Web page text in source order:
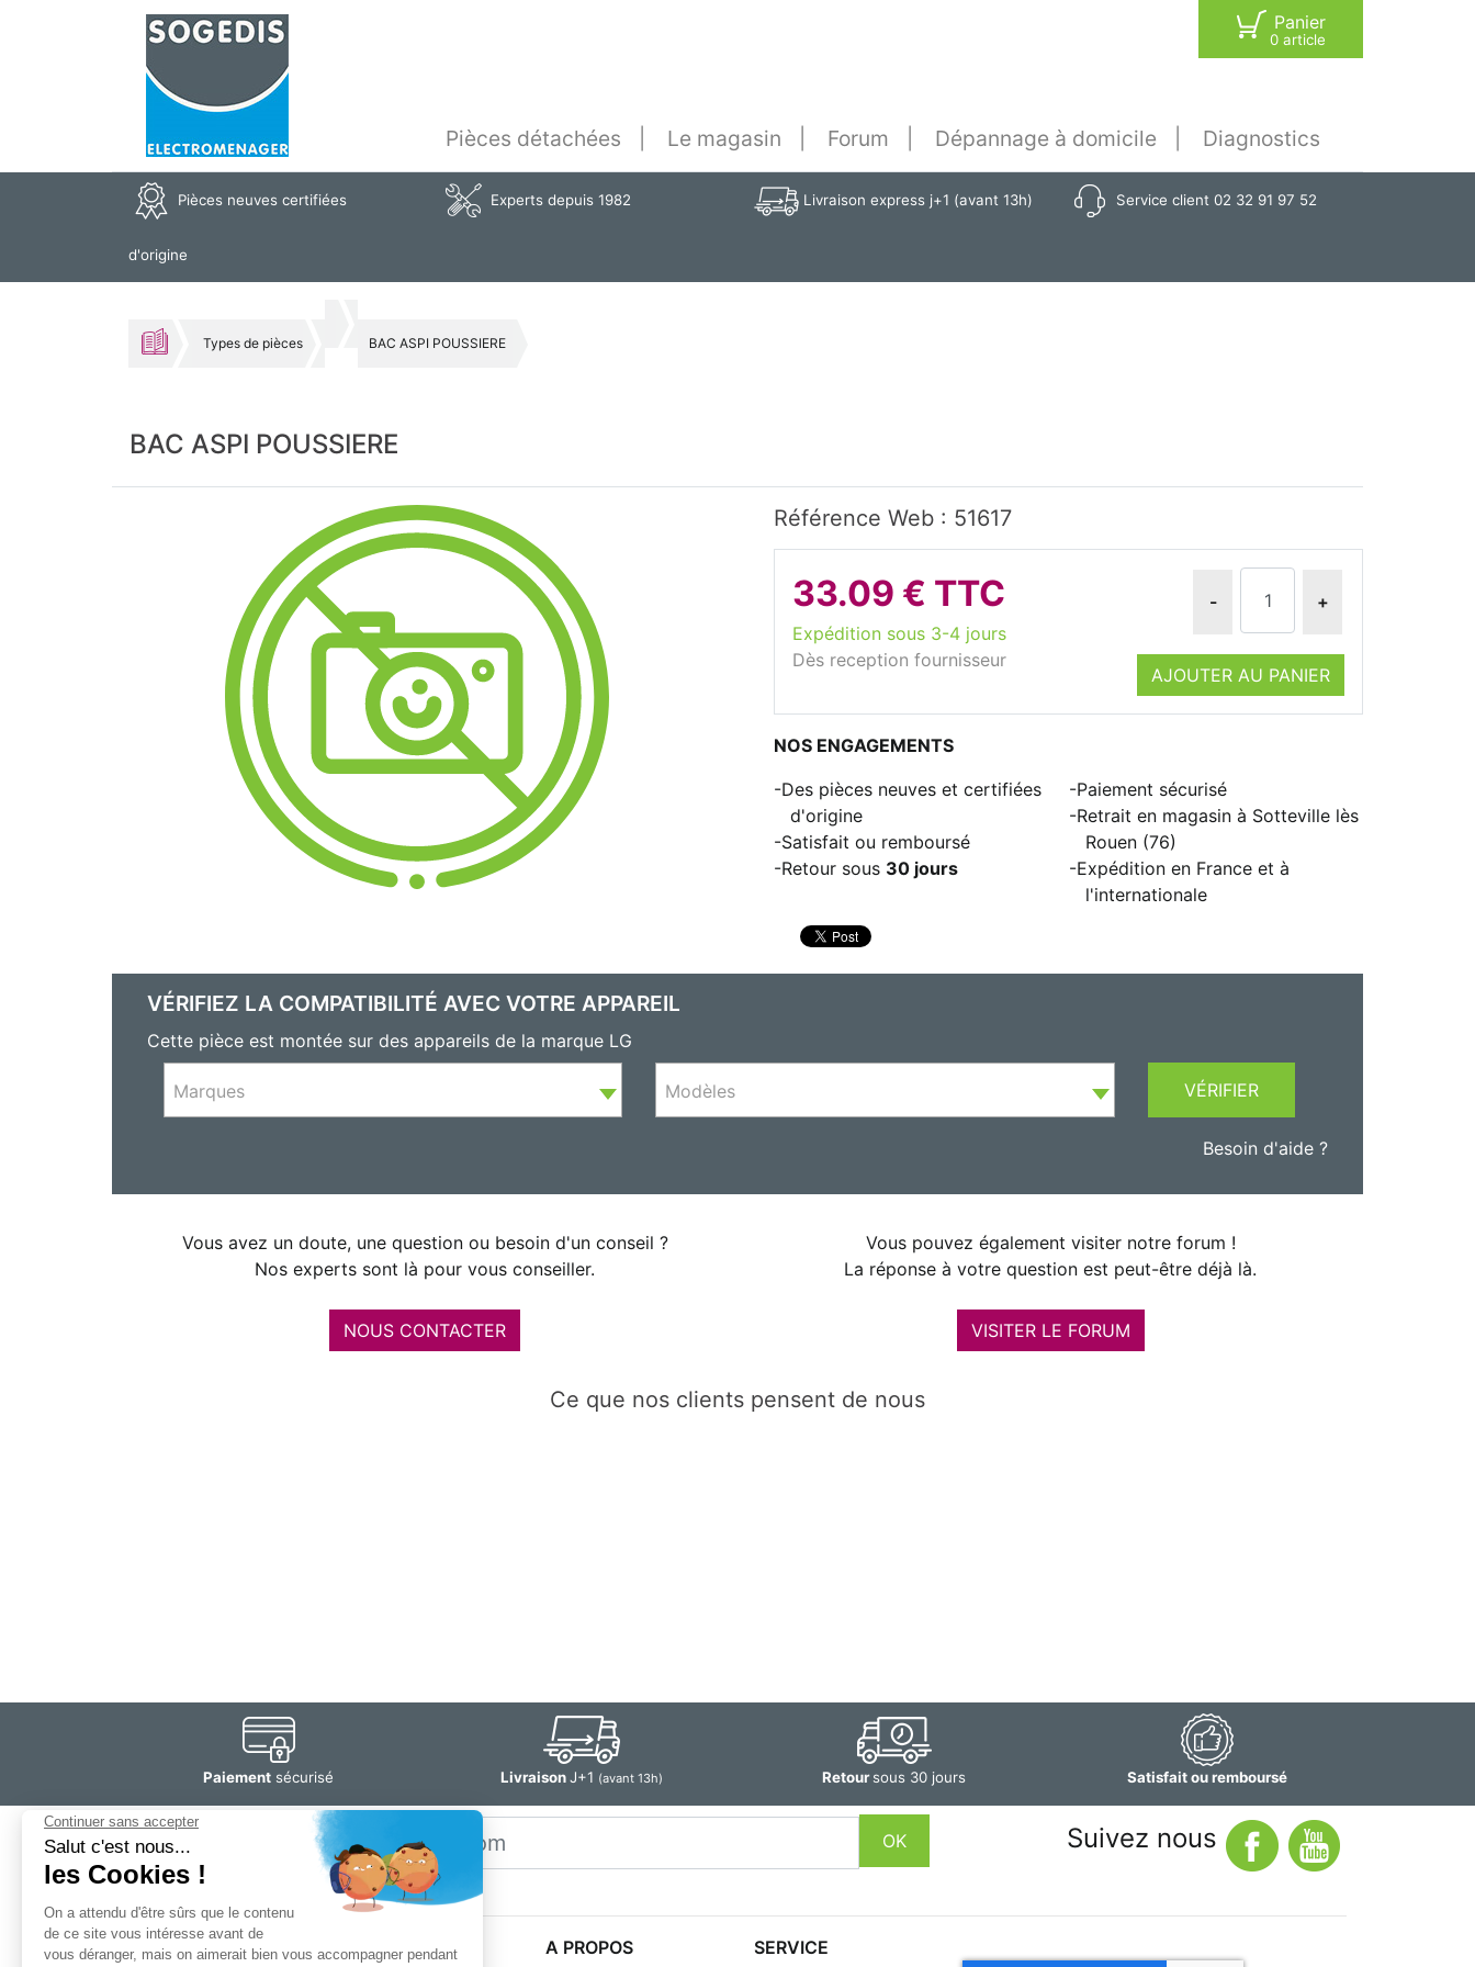
Panier
0 article
Pièces détachées Le magasin Forum Dépannage à domicile Diagnostics
Pièces neuves certifiées
d'origine
Experts depuis 1982 Livraison express j+1 (avant 13h) Service client 02 32 91 97 52
Types de pièces BAC ASPI POUSSIERE
BAC ASPI POUSSIERE
Référence Web : 51617
33.09 € TTC
Expédition sous 3-4 jours
Dès reception fournisseur
- +
AJOUTER AU PANIER
NOS ENGAGEMENTS
Des pièces neuves et certifiées
d'origine
Satisfait ou remboursé
Retour sous 30 jours
Paiement sécurisé
Retrait en magasin à Sotteville lès
Rouen (76)
Expédition en France et à
l'internationale
VÉRIFIEZ LA COMPATIBILITÉ AVEC VOTRE APPAREIL
Cette pièce est montée sur des appareils de la marque LG
Marques Modèles VÉRIFIER
Besoin d'aide ?
Vous avez un doute, une question ou besoin d'un conseil ?
Nos experts sont là pour vous conseiller.
NOUS CONTACTER
Vous pouvez également visiter notre forum !
La réponse à votre question est peut-être déjà là.
VISITER LE FORUM
Ce que nos clients pensent de nous
Paiement sécurisé LivraisonJ+1 (avant 13h) Retoursous 30 jours Satisfait ou remboursé
Restez
informé
Email
OK Suivez nous
SOGEDIS SAS
A PROPOS SERVICE